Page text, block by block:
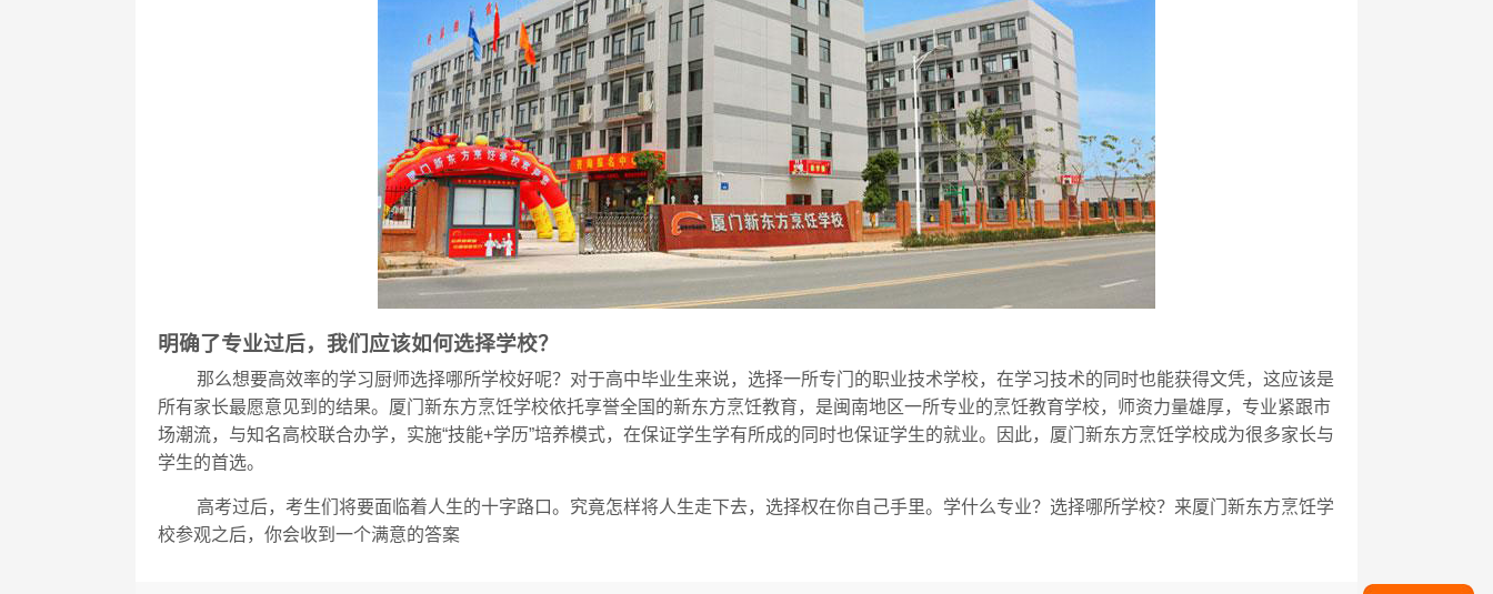
明确了专业过后，我们应该如何选择学校？
那么想要高效率的学习厨师选择哪所学校好呢？对于高中毕业生来说，选择一所专门的职业技术学校，在学习技术的同时也能获得文凭，这应该是
所有家长最愿意见到的结果。 厦门 新东方烹饪学校依托享誉全国的新东方烹饪教育，是闽南地区一所专业的烹饪教育学校，师资力量雄厚，专业紧跟市
场潮流，与知名高校联合办学，实施“技能+学历”培养模式，在保证学生学有所成的同时也保证学生的就业。因此， 厦门 新东方烹饪学校成为很多家长与
学生的首选。
高考过后，考生们将要面临着人生的十字路口。究竟怎样将人生走下去，选择权在你自己手里。学什么专业？选择哪所学校？来厦门 新东方烹饪学
校参观之后，你会收到一个满意的答案